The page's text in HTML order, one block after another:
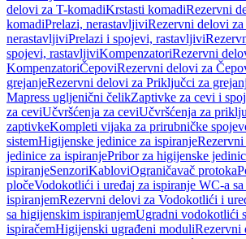
delovi za T-komadiKrstasti komadiRezervni
komadiPrelazi, nerastavljiviRezervni delovi za
nerastavljiviPrelazi i spojevi, rastavljivi
spojevi, rastavljiviKompenzatoriRezervni
KompenzatoriČepoviRezervni delovi za
grejanjeRezervni delovi za Priključci za
Mapress ugljenični čelikZaptivke za cevi i
za ceviUčvršćenja za ceviUčvršćenja za
zaptivkeKompleti vijaka za prirubničke
sistemHigijenske jedinice za ispiranje
jedinice za ispiranjePribor za higijenske
ispiranjeSenzoriKabloviOgraničavač protoka
pločeVodokotlići i uređaj za ispiranje WC-a
ispiranjemRezervni delovi za Vodokotlići i
sa higijenskim ispiranjemUgradni vodokotlići
ispiračemHigijenski ugrađeni moduliRezervni